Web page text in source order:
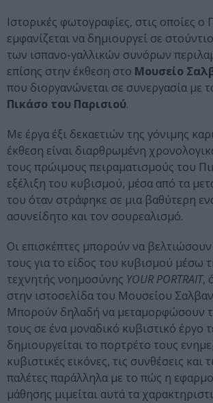
Ιστορικές φωτογραφίες, στις οποίες ο
εμφανίζεται να δημιουργεί σε
των ισπανο-γαλλικών συνόρων
επίσης στην έκθεση στο Μουσείο
που διοργανώνεται σε συνεργασία με
Πικάσο του Παρισιού.
Με έργα έξι δεκαετιών της γόνιμης
έκθεση είναι διαρθρωμένη
τους πρώιμους πειραματισμούς του
εξέλιξη του κυβισμού, μέσα από τα
του όταν στράφηκε σε μια βαθύτερη
ασυνείδητο και τον σουρεαλισμό.
Οι επισκέπτες μπορούν να
τους για το είδος του κυβισμού μέσω
τεχνητής νοημοσύνης YOUR PORTRAIT,
στην ιστοσελίδα του Μουσείου
Μπορούν δηλαδή να μεταμορφώσουν
τους σε ένα μοναδικό κυβιστικό έργο
δημιουργείται το πορτρέτο τους
κυβιστικές εικόνες, τις συνθέσεις και
παλέτες παράλληλα με το πώς η
μάθησης μιμείται αυτά τα